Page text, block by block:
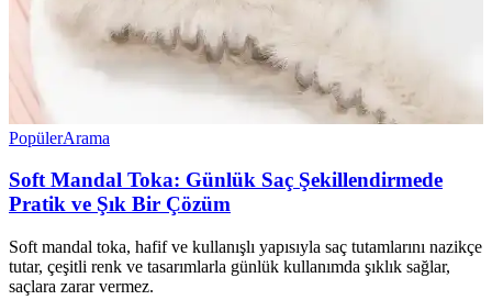
PopülerArama
Soft Mandal Toka: Günlük Saç Şekillendirmede
Pratik ve Şık Bir Çözüm
Soft mandal toka, hafif ve kullanışlı yapısıyla saç tutamlarını nazikçe
tutar, çeşitli renk ve tasarımlarla günlük kullanımda şıklık sağlar,
saçlara zarar vermez.